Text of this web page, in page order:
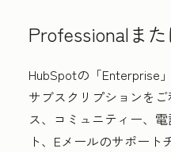
Professionalま
HubSpotの「Enterprise
サブスクリプションを
ス、コミュニティー、
ト、Eメールのサポー